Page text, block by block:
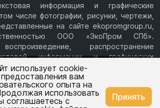
информация и графические
числе фотографии, рисунки, чертежи,
на сайте ekopromgroup.ru,
ООО «ЭкоПром СПб».
распространение
информации и графических
возможны только с письменного
«ЭкоПром СПб» (ИНН 7814376069, ОГРН
Юридический адрес: 194044, г. Санкт-
д.14, литера М.) Информация на
Ваш город — Казань
Да, всё верно
использует cookie-
вам
опыта на
использовать
соглашаетесь с
Принять